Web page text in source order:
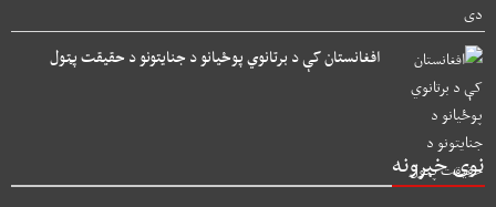
افغانستان کې د برتانوي پوځیانو د جنایتونو د حقیقت پټول
نوی خبرونه